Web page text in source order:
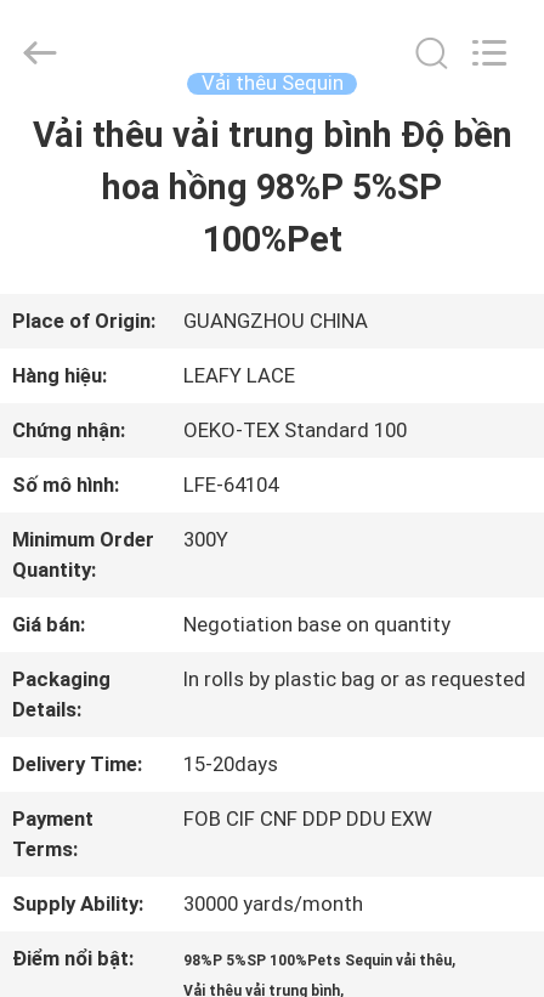
NHÀ
VỀ
CHÚNG
TÔI
THAM
QUAN
NHÀ
MÁY
KIỂM
SOÁT
CHẤT
LƯỢNG
Guangzhou
Vải thêu Sequin
Vải thêu vải trung bình Độ bền
hoa hồng 98%P 5%SP
100%Pet
Place of Origin: GUANGZHOU CHINA
Hàng hiệu: LEAFY LACE
Chứng nhận: OEKO-TEX Standard 100
Số mô hình: LFE-64104
Minimum Order
Quantity:
300Y
Giá bán: Negotiation base on quantity
Packaging
Details:
In rolls by plastic bag or as requested
Delivery Time: 15-20days
Payment
Terms:
FOB CIF CNF DDP DDU EXW
Supply Ability: 30000 yards/month
Điểm nổi bật: 98%P 5%SP 100%Pets Sequin vải thêu,
Vải thêu vải trung bình,